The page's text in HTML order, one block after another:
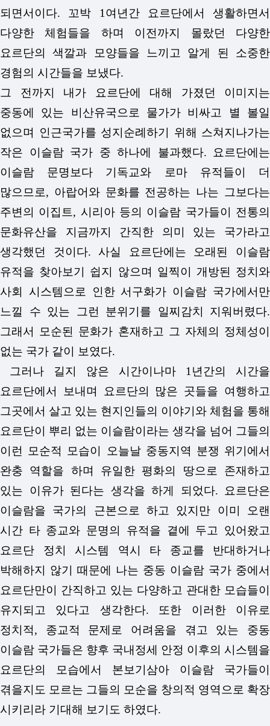
되면서이다. 꼬박 1여년간 요르단에서 생활하면서
다양한 체험들을 하며 이전까지 몰랐던 다양한
요르단의 색깔과 모양들을 느끼고 알게 된 소중한
경험의 시간들을 보냈다.
그 전까지 내가 요르단에 대해 가졌던 이미지는
중동에 있는 비산유국으로 물가가 비싸고 별 볼일
없으며 인근국가를 성지순례하기 위해 스쳐지나가는
작은 이슬람 국가 중 하나에 불과했다. 요르단에는
이슬람 문명보다 기독교와 로마 유적들이 더
많으므로, 아랍어와 문화를 전공하는 나는 그보다는
주변의 이집트, 시리아 등의 이슬람 국가들이 전통의
문화유산을 지금까지 간직한 의미 있는 국가라고
생각했던 것이다. 사실 요르단에는 오래된 이슬람
유적을 찾아보기 쉽지 않으며 일찍이 개방된 정치와
사회 시스템으로 인한 서구화가 이슬람 국가에서만
느낄 수 있는 그런 분위기를 일찌감치 지워버렸다.
그래서 모순된 문화가 혼재하고 그 자체의 정체성이
없는 국가 같이 보였다.
그러나 길지 않은 시간이나마 1년간의 시간을
요르단에서 보내며 요르단의 많은 곳들을 여행하고
그곳에서 살고 있는 현지인들의 이야기와 체험을 통해
요르단이 뿌리 없는 이슬람이라는 생각을 넘어 그들의
이런 모순적 모습이 오늘날 중동지역 분쟁 위기에서
완충 역할을 하며 유일한 평화의 땅으로 존재하고
있는 이유가 된다는 생각을 하게 되었다. 요르단은
이슬람을 국가의 근본으로 하고 있지만 이미 오랜
시간 타 종교와 문명의 유적을 곁에 두고 있어왔고
요르단 정치 시스템 역시 타 종교를 반대하거나
박해하지 않기 때문에 나는 중동 이슬람 국가 중에서
요르단만이 간직하고 있는 다양하고 관대한 모습들이
유지되고 있다고 생각한다. 또한 이러한 이유로
정치적, 종교적 문제로 어려움을 겪고 있는 중동
이슬람 국가들은 향후 국내정세 안정 이후의 시스템을
요르단의 모습에서 본보기삼아 이슬람 국가들이
겪을지도 모르는 그들의 모순을 창의적 영역으로 확장
시키리라 기대해 보기도 하였다.